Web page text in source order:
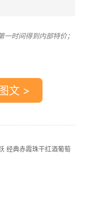
一时间得到内部特价；
文 >
经典赤霞珠干红酒葡萄